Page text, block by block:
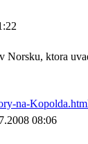
ktora
na-
08:06